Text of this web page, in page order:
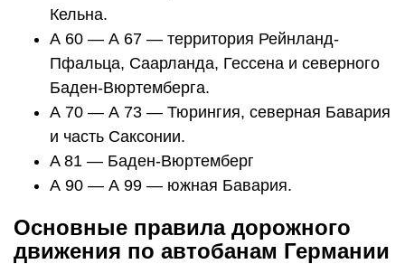
Кельна.
А 60 — А 67 — территория Рейнланд-
Пфальца, Саарланда, Гессена и северного
Баден-Вюртемберга.
А 70 — А 73 — Тюрингия, северная Бавария
и часть Саксонии.
A 81 — Баден-Вюртемберг
А 90 — А 99 — южная Бавария.
Основные правила дорожного
движения по автобанам Германии